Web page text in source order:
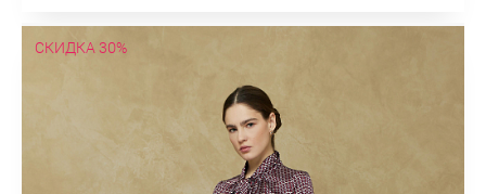
СКИДКА 30%